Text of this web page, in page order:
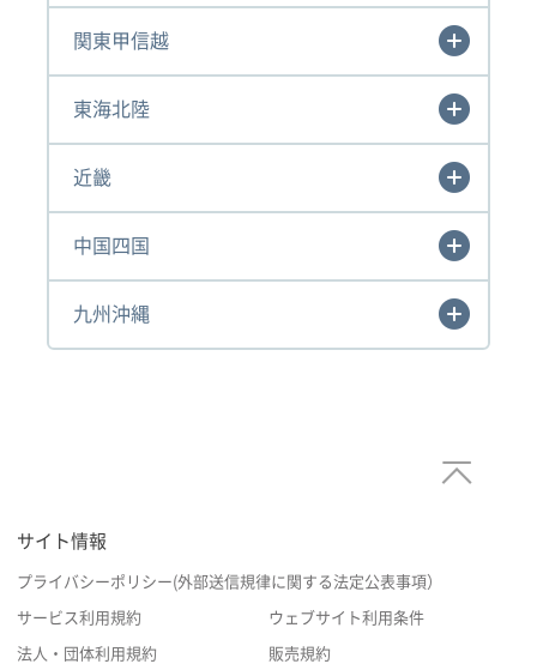
関東甲信越
東海北陸
近畿
中国四国
九州沖縄
サイト情報
プライバシーポリシー(外部送信規律に関する法定公表事項）
サービス利用規約 ウェブサイト利用条件
法人・団体利用規約 販売規約